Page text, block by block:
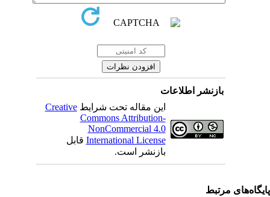
بازنشر اطلاعات
این مقاله تحت شرایطCreative
Commons Attribution-
NonCommercial 4.0
International Licenseقابل
بازنشر است.
مرتبط